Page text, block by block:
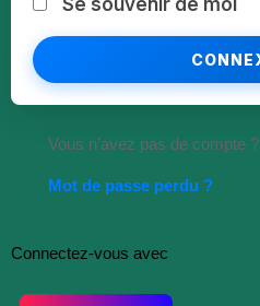
Vous n’avez pas de compte ?
Mot de passe perdu ?
Connectez-vous avec